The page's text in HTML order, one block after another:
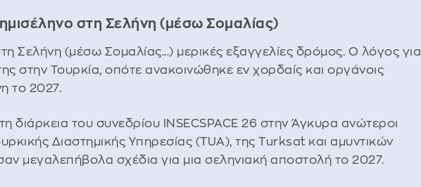
στη Σελήνη (μέσω Σομαλίας)
Σελήνη (μέσω Σομαλίας...) μερικές εξαγγελίες δρόμος. Ο λόγος για
στην Τουρκία, οπότε ανακοινώθηκε εν χορδαίς και οργάνοις
το 2027.
διάρκεια του συνεδρίου INSECSPACE 26 στην Άγκυρα ανώτεροι
Διαστημικής Υπηρεσίας (TUA), της Turksat και αμυντικών
μεγαλεπήβολα σχέδια για μια σεληνιακή αποστολή το 2027.